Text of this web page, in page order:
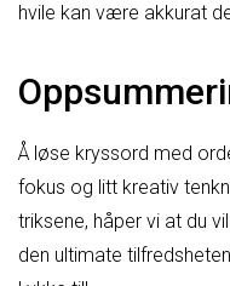
hvile kan være akkurat
Å løse kryssord med
fokus og litt kreativ
triksene, håper vi at du
den ultimate